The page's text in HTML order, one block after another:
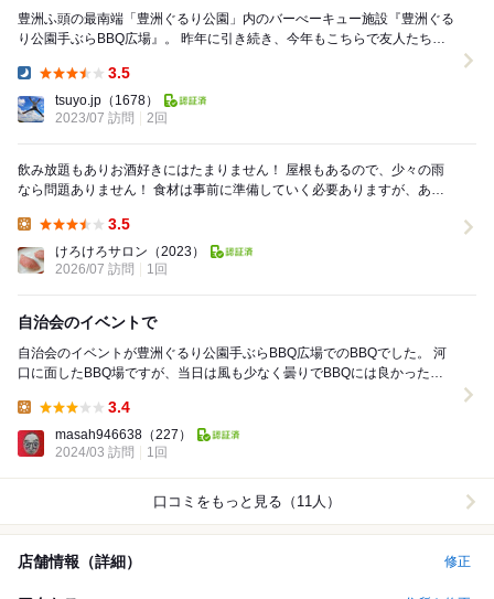
豊洲ふ頭の最南端「豊洲ぐるり公園」内のバーべーキュー施設『豊洲ぐる
り公園手ぶらBBQ広場』。 昨年に引き続き、今年もこちらで友人たちと
3.5
tsuyo.jp （1678）
2023/07 訪問
2回
飲み放題もありお酒好きにはたまりません！ 屋根もあるので、少々の雨
なら問題ありません！ 食材は事前に準備していく必要ありますが、あと
3.5
けろけろサロン （2023）
2026/07 訪問
1回
自治会のイベントで
自治会のイベントが豊洲ぐるり公園手ぶらBBQ広場でのBBQでした。 河
口に面したBBQ場ですが、当日は風も少なく曇りでBBQには良かったで
3.4
masah946638 （227）
2024/03 訪問
1回
口コミをもっと見る（11人）
店舗情報（詳細） 修正